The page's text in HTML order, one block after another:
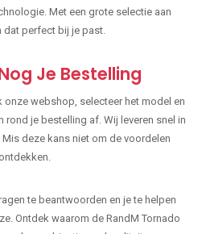
Met een grote selectie aan
dat perfect bij je past.
Je Bestelling
onze webshop, selecteer het model en
rond je bestelling af. Wij leveren snel in
deze kans niet om de voordelen
te beantwoorden en je te helpen
Ontdek waarom de RandM Tornado